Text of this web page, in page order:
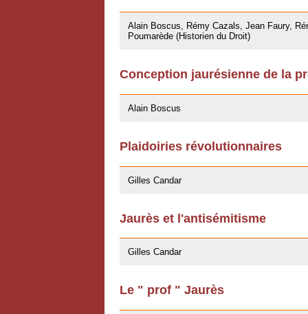
Alain Boscus, Rémy Cazals, Jean Faury,
Poumarède (Historien du Droit)
Conception jaurésienne de la
Alain Boscus
Plaidoiries révolutionnaires
Gilles Candar
Jaurès et l'antisémitisme
Gilles Candar
Le " prof " Jaurès